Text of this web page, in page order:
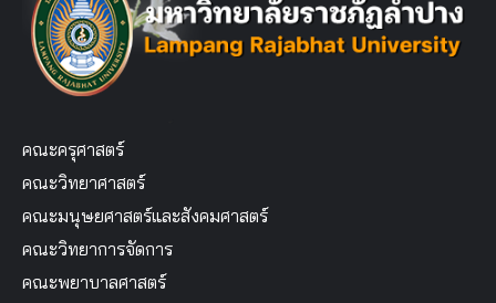
คณะครุศาสตร์
คณะวิทยาศาสตร์
คณะมนุษยศาสตร์และสังคมศาสตร์
คณะวิทยาการจัดการ
คณะพยาบาลศาสตร์